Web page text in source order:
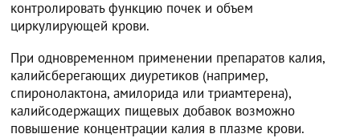
контролировать функцию почек и объем
циркулирующей крови.
При одновременном применении препаратов калия,
калийсберегающих диуретиков (например,
спиронолактона, амилорида или триамтерена),
калийсодержащих пищевых добавок возможно
повышение концентрации калия в плазме крови.